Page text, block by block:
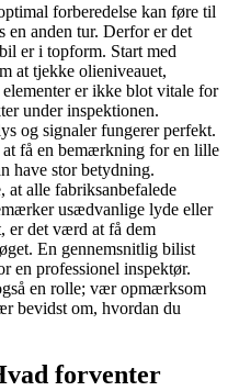
forberedelse kan føre til
anden tur. Derfor er det
er i topform. Start med
at tjekke olieniveauet,
er ikke blot vitale for
under inspektionen.
og signaler fungerer perfekt.
få en bemærkning for en lille
have stor betydning.
alle fabriksanbefalede
usædvanlige lyde eller
er det værd at få dem
En gennemsnitlig bilist
en professionel inspektør.
en rolle; vær opmærksom
bevidst om, hvordan du
forventer